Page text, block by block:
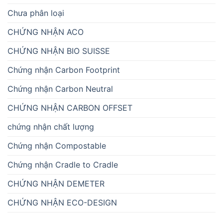
Chưa phân loại
CHỨNG NHẬN ACO
CHỨNG NHẬN BIO SUISSE
Chứng nhận Carbon Footprint
Chứng nhận Carbon Neutral
CHỨNG NHẬN CARBON OFFSET
chứng nhận chất lượng
Chứng nhận Compostable
Chứng nhận Cradle to Cradle
CHỨNG NHẬN DEMETER
CHỨNG NHẬN ECO-DESIGN